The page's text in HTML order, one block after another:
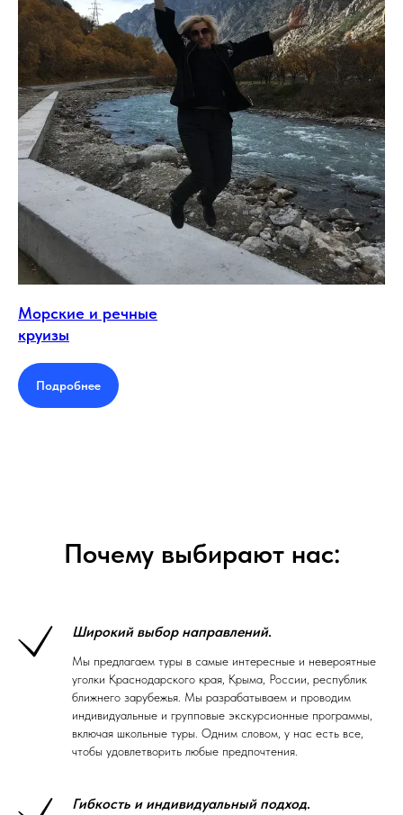
Морские и речные
круизы
Подробнее
Почему выбирают нас:
Широкий выбор направлений.
Мы предлагаем туры в самые интересные и невероятные
уголки Краснодарского края, Крыма, России, республик
ближнего зарубежья. Мы разрабатываем и проводим
индивидуальные и групповые экскурсионные программы,
включая школьные туры. Одним словом, у нас есть все,
чтобы удовлетворить любые предпочтения.
Гибкость и индивидуальный подход.